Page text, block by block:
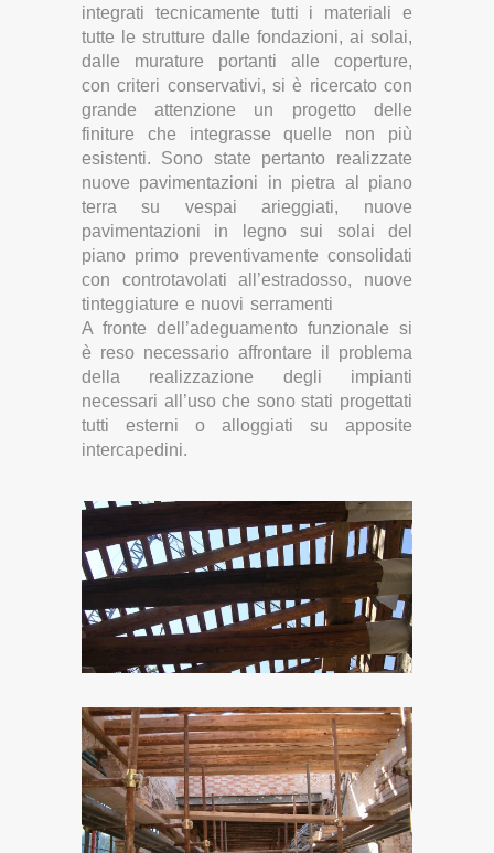
integrati tecnicamente tutti i materiali e
tutte le strutture dalle fondazioni, ai solai,
dalle murature portanti alle coperture,
con criteri conservativi, si è ricercato con
grande attenzione un progetto delle
finiture che integrasse quelle non più
esistenti. Sono state pertanto realizzate
nuove pavimentazioni in pietra al piano
terra su vespai arieggiati, nuove
pavimentazioni in legno sui solai del
piano primo preventivamente consolidati
con controtavolati all’estradosso, nuove
tinteggiature e nuovi serramenti
A fronte dell’adeguamento funzionale si
è reso necessario affrontare il problema
della realizzazione degli impianti
necessari all’uso che sono stati progettati
tutti esterni o alloggiati su apposite
intercapedini.